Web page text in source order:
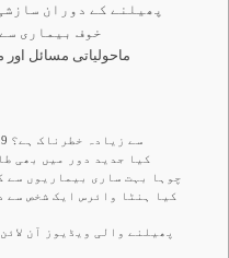
پھیلنے کے دوران
خوف بیماری
ماحولیاتی مسائل
1. کیا ہنٹا وائرس COVID-19 سے زیادہ خطرناک ہے؟
2. کیا جدید دور میں بھی
3. چوہا بہت ساری بیماریوں